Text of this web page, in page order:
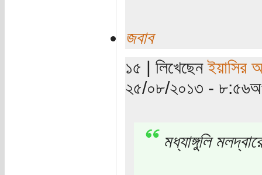
জবাব
১৫ | লিখেছেনইয়াসির
২৫/০৮/২০১৩ -
মধ্যাঙ্গুলি